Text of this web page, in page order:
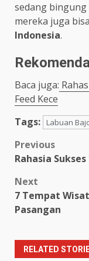
sedang
mereka juga
Indonesia.
Baca juga:
Feed Kece
Tags:
Labuan
Post
Previous
Rahasia
Next
7 Tempat
Pasangan
RELATED